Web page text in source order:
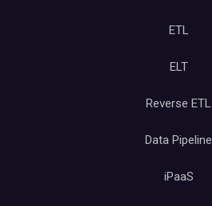
ETL
ELT
Reverse ETL
Data Pipeline
iPaaS